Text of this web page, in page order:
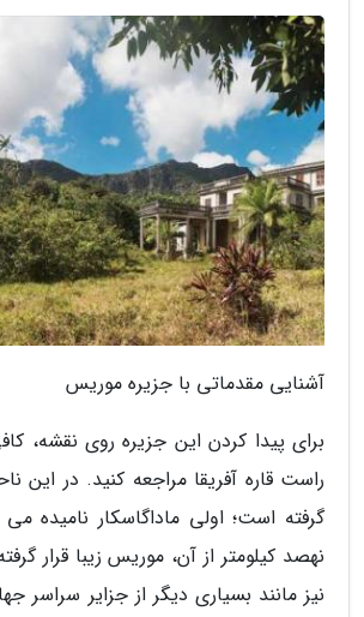
آشنایی مقدماتی با جزیره موریس
برای پیدا کردن این جزیره روی نقشه،
راست قاره آفریقا مراجعه کنید. در این
گرفته است؛ اولی ماداگاسکار نامیده
نهصد کیلومتر از آن، موریس زیبا قرار
نیز مانند بسیاری دیگر از جزایر سراسر